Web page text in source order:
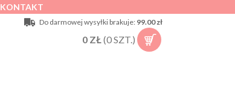
KONTAKT
Do darmowej wysyłki brakuje: 99.00 zł
0 ZŁ(0SZT.)